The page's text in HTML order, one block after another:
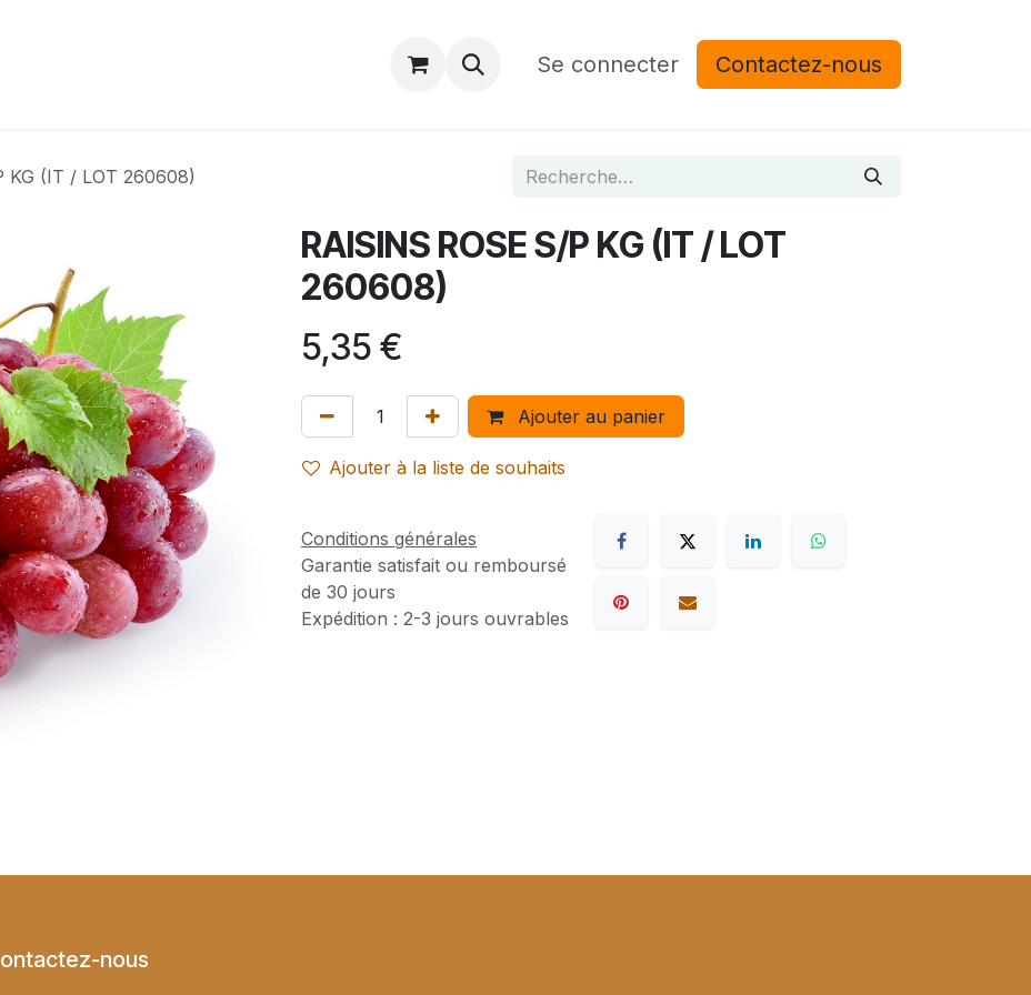
Contactez-nous Se connecter Contactez-nous
KG (IT / LOT 260608)
RAISINS ROSE S/P KG (IT / LOT
260608)
5,35 €
Ajouter au panier
Ajouter à la liste de souhaits
Conditions générales
Garantie satisfait ou remboursé
de 30 jours
Expédition : 2-3 jours ouvrables
nous